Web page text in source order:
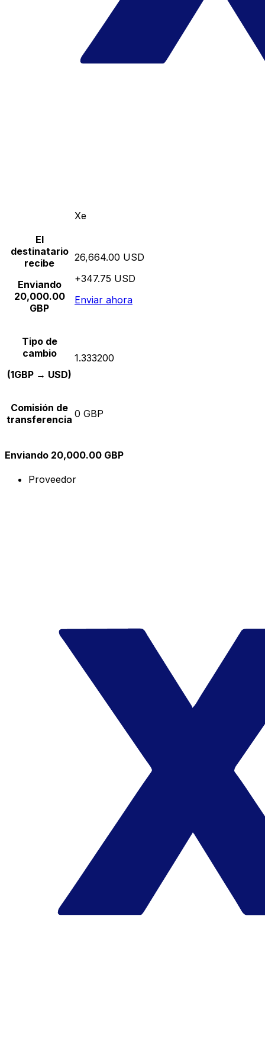
Xe
El
destinatario
recibe
Enviando
20,000.00
GBP
26,664.00 USD
+347.75 USD
Enviar ahora
Tipo de
cambio
(1GBP → USD)
1.333200
Comisión de
transferencia 0 GBP
Enviando 20,000.00 GBP
Proveedor